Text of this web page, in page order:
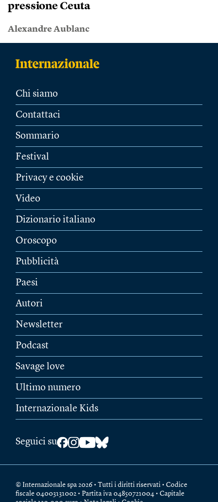
pressione Ceuta
Alexandre Aublanc
Chi siamo
Contattaci
Sommario
Festival
Privacy e cookie
Video
Dizionario italiano
Oroscopo
Pubblicità
Paesi
Autori
Newsletter
Podcast
Savage love
Ultimo numero
Internazionale Kids
Seguici su
© Internazionale spa 2026 • Tutti i diritti riservati • Codice
fiscale 04003131002 • Partita iva 04850721004 • Capitale